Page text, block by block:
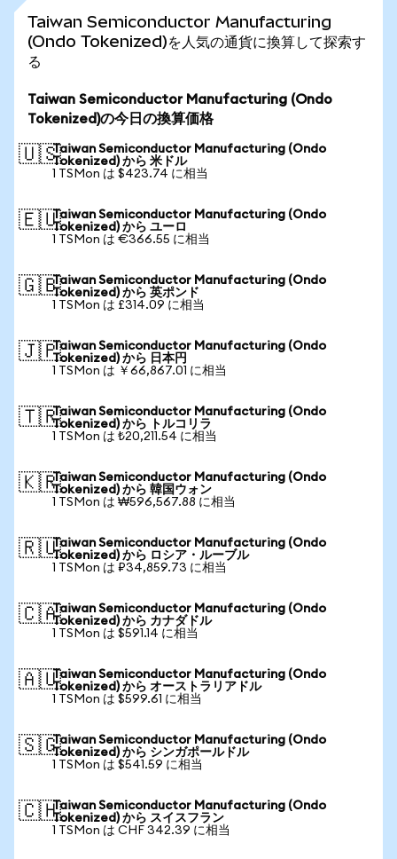
Taiwan Semiconductor Manufacturing
(Ondo Tokenized)を人気の通貨に換算して探索す
る
Taiwan Semiconductor Manufacturing (Ondo
Tokenized)の今日の換算価格
🇺🇸Taiwan Semiconductor Manufacturing (Ondo
Tokenized) から 米ドル
1 TSMon は $423.74 に相当
🇪🇺Taiwan Semiconductor Manufacturing (Ondo
Tokenized) から ユーロ
1 TSMon は €366.55 に相当
🇬🇧Taiwan Semiconductor Manufacturing (Ondo
Tokenized) から 英ポンド
1 TSMon は £314.09 に相当
🇯🇵Taiwan Semiconductor Manufacturing (Ondo
Tokenized) から 日本円
1 TSMon は ￥66,867.01 に相当
🇹🇷Taiwan Semiconductor Manufacturing (Ondo
Tokenized) から トルコリラ
1 TSMon は ₺20,211.54 に相当
🇰🇷Taiwan Semiconductor Manufacturing (Ondo
Tokenized) から 韓国ウォン
1 TSMon は ₩596,567.88 に相当
🇷🇺Taiwan Semiconductor Manufacturing (Ondo
Tokenized) から ロシア・ルーブル
1 TSMon は ₽34,859.73 に相当
🇨🇦Taiwan Semiconductor Manufacturing (Ondo
Tokenized) から カナダドル
1 TSMon は $591.14 に相当
🇦🇺Taiwan Semiconductor Manufacturing (Ondo
Tokenized) から オーストラリアドル
1 TSMon は $599.61 に相当
🇸🇬Taiwan Semiconductor Manufacturing (Ondo
Tokenized) から シンガポールドル
1 TSMon は $541.59 に相当
🇨🇭Taiwan Semiconductor Manufacturing (Ondo
Tokenized) から スイスフラン
1 TSMon は CHF 342.39 に相当